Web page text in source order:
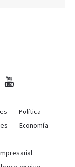
Política
Economía